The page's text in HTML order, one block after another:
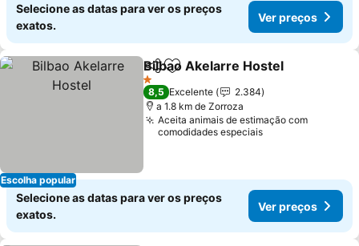
Selecione as datas para ver os preços
exatos.
Ver preços
Escolha popular
PartilharAdicionar aos favoritos
Bilbao Akelarre Hostel
1 Estrelas
8,5 Excelente
2.384
a 1.8 km de Zorroza
Aceita animais de estimação com
comodidades especiais
Selecione as datas para ver os preços
exatos.
Ver preços